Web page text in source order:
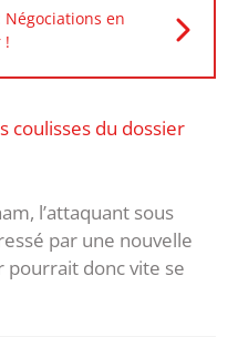
Négociations en
!
coulisses du dossier
l’attaquant sous
par une nouvelle
pourrait donc vite se